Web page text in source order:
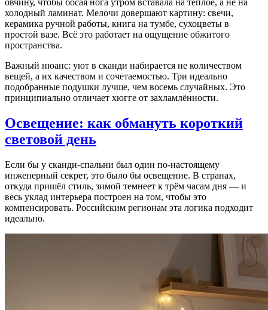
холодный ламинат. Мелочи довершают картину: свечи,
керамика ручной работы, книга на тумбе, сухоцветы в
простой вазе. Всё это работает на ощущение обжитого
пространства.
Важный нюанс: уют в сканди набирается не количеством
вещей, а их качеством и сочетаемостью. Три идеально
подобранные подушки лучше, чем восемь случайных. Это
принципиально отличает хюгге от захламлённости.
Освещение: как обмануть короткий
световой день
Если бы у сканди-спальни был один по-настоящему
инженерный секрет, это было бы освещение. В странах,
откуда пришёл стиль, зимой темнеет к трём часам дня — и
весь уклад интерьера построен на том, чтобы это
компенсировать. Российским регионам эта логика подходит
идеально.